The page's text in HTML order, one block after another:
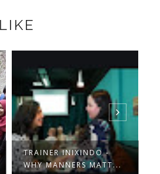
TRAINER INIXINDO -
WHY MANNERS MATT...